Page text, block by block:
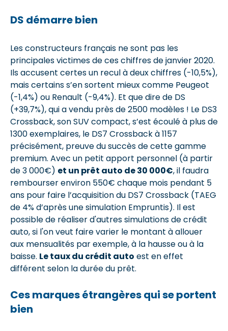
DS démarre bien
Les constructeurs français ne sont pas les
principales victimes de ces chiffres de janvier 2020.
Ils accusent certes un recul à deux chiffres (-10,5%),
mais certains s’en sortent mieux comme Peugeot
(-1,4%) ou Renault (-9,4%). Et que dire de DS
(+39,7%), qui a vendu près de 2500 modèles ! Le DS3
Crossback, son SUV compact, s’est écoulé à plus de
1300 exemplaires, le DS7 Crossback à 1157
précisément, preuve du succès de cette gamme
premium. Avec un petit apport personnel (à partir
de 3 000€) et un prêt auto de 30 000€, il faudra
rembourser environ 550€ chaque mois pendant 5
ans pour faire l’acquisition du DS7 Crossback (TAEG
de 4% d’après une simulation Empruntis). Il est
possible de réaliser d'autres simulations de crédit
auto, si l'on veut faire varier le montant à allouer
aux mensualités par exemple, à la hausse ou à la
baisse. Le taux du crédit auto est en effet
différent selon la durée du prêt.
Ces marques étrangères qui se portent
bien